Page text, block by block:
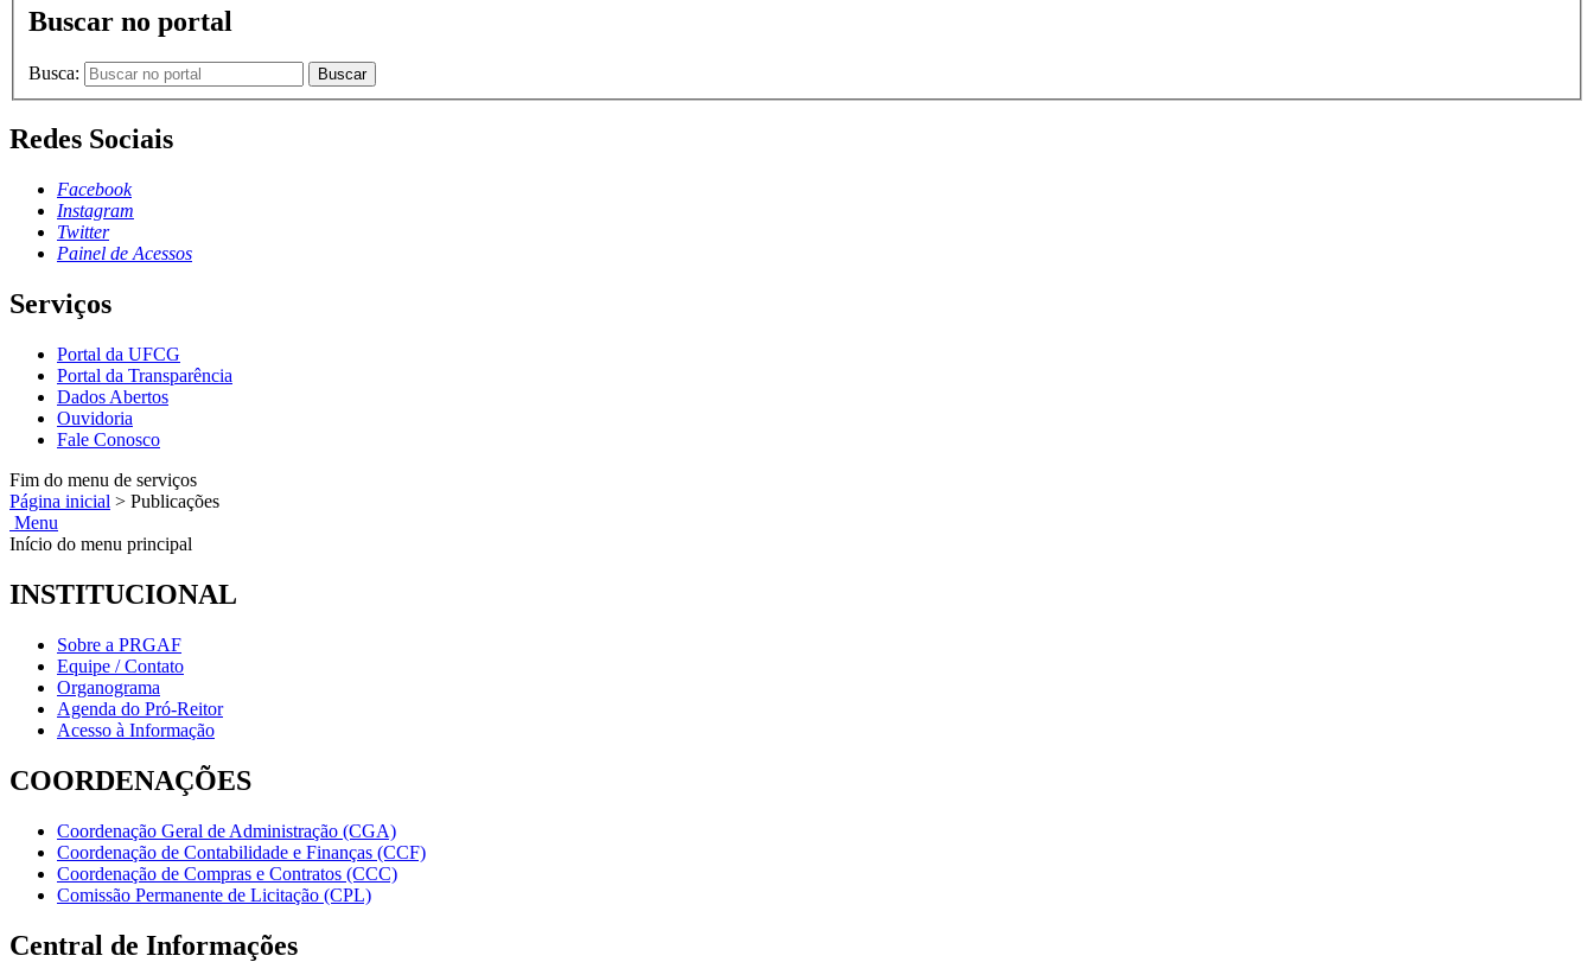
Buscar no portal
Busca: Buscar
Redes Sociais
Facebook
Instagram
Twitter
Painel de Acessos
Serviços
Portal da UFCG
Portal da Transparência
Dados Abertos
Ouvidoria
Fale Conosco
Fim do menu de serviços
Página inicial > Publicações
Menu
Início do menu principal
INSTITUCIONAL
Sobre a PRGAF
Equipe / Contato
Organograma
Agenda do Pró-Reitor
Acesso à Informação
COORDENAÇÕES
Coordenação Geral de Administração (CGA)
Coordenação de Contabilidade e Finanças (CCF)
Coordenação de Compras e Contratos (CCC)
Comissão Permanente de Licitação (CPL)
Central de Informações